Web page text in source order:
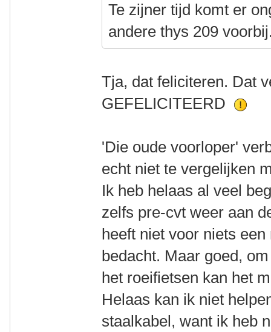
Te zijner tijd komt er
andere thys 209
Tja, dat feliciteren. Dat
GEFELICITEERD
'Die oude voorloper'
echt niet te vergelijken
Ik heb helaas al veel
zelfs pre-cvt weer aan
heeft niet voor niets
bedacht. Maar goed,
het roeifietsen kan het
Helaas kan ik niet
staalkabel, want ik heb